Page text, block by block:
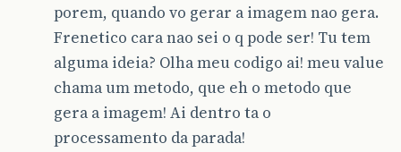
porem, quando vo gerar a imagem nao gera.
Frenetico cara nao sei o q pode ser! Tu tem
alguma ideia? Olha meu codigo ai! meu value
chama um metodo, que eh o metodo que
gera a imagem! Ai dentro ta o
processamento da parada!